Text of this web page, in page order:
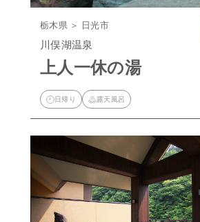
栃木県 ＞ 日光市
川俣湖温泉
上人一休の湯
日帰り 露天風呂